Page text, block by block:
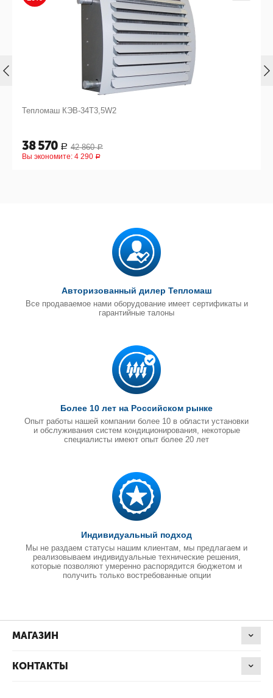
Тепломаш КЭВ-34Т3,5W2
38 570 Р 42 860 Р
Вы экономите: 4 290 Р
Авторизованный дилер Тепломаш
Все продаваемое нами оборудование имеет сертификаты и
гарантийные талоны
Более 10 лет на Российском рынке
Опыт работы нашей компании более 10 в области установки
и обслуживания систем кондиционирования, некоторые
специалисты имеют опыт более 20 лет
Индивидуальный подход
Мы не раздаем статусы нашим клиентам, мы предлагаем и
реализовываем индивидуальные технические решения,
которые позволяют умеренно распорядится бюджетом и
получить только востребованные опции
МАГАЗИН
КОНТАКТЫ